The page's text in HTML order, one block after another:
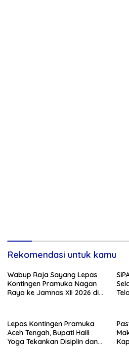
Rekomendasi untuk kamu
Wabup Raja Sayang Lepas
Kontingen Pramuka Nagan
Raya ke Jamnas XII 2026 di
Lepas Kontingen Pramuka
Aceh Tengah, Bupati Haili
Yoga Tekankan Disiplin dan